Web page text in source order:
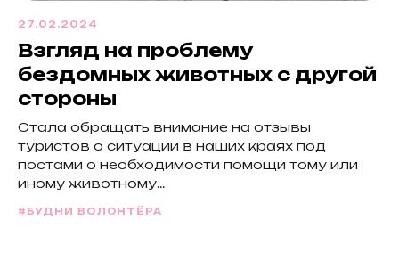
27.02.2024
Взгляд на проблему
бездомных животных с другой
стороны
Стала обращать внимание на отзывы
туристов о ситуации в наших краях под
постами о необходимости помощи тому или
иному животному...
#БУДНИ ВОЛОНТЁРА